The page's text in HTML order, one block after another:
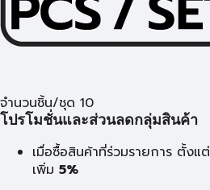
จำนวนชิ้น/ชุด 10
โปรโมชั่นและส่วนลดกลุ่มสินค้า
เมื่อซื้อสินค้าที่ร่วมรายการ ตั้งแต่
เพิ่ม 5%